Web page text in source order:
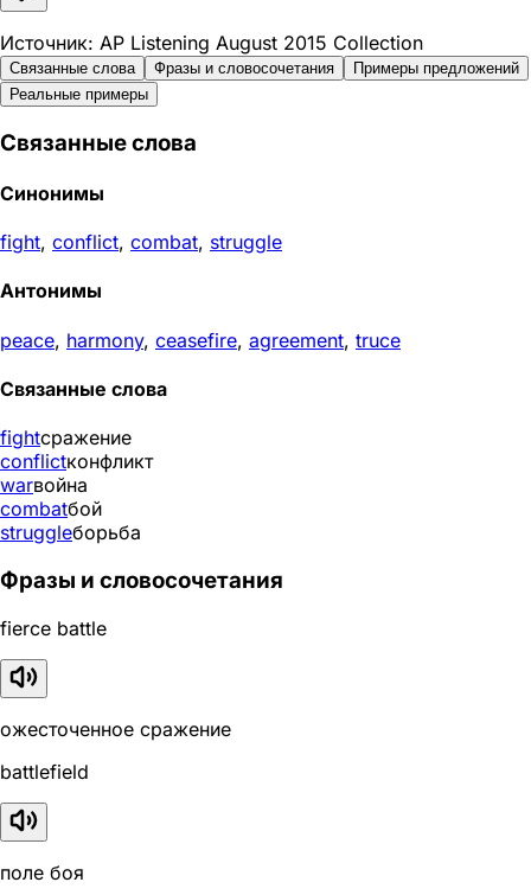
Источник: AP Listening August 2015 Collection
Связанные слова Фразы и словосочетания
Примеры предложений
Реальные примеры
Связанные слова
Синонимы
fight, conflict, combat, struggle
Антонимы
peace, harmony, ceasefire, agreement, truce
Связанные слова
fightсражение
conflictконфликт
warвойна
combatбой
struggleборьба
Фразы и словосочетания
fierce battle
ожесточенное сражение
battlefield
поле боя